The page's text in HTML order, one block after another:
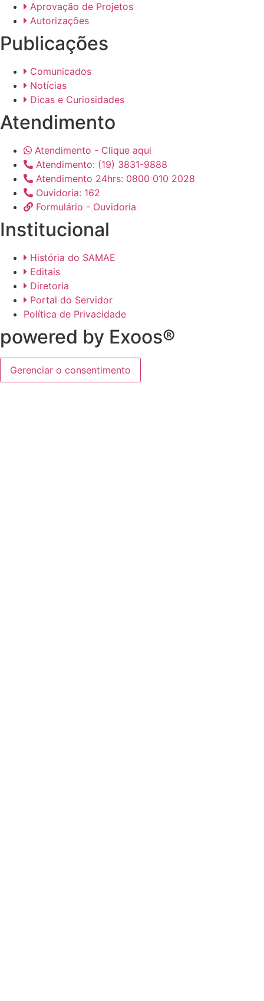
Aprovação de Projetos
Autorizações
Publicações
Comunicados
Notícias
Dicas e Curiosidades
Atendimento
Atendimento - Clique aqui
Atendimento: (19) 3831-9888
Atendimento 24hrs: 0800 010 2028
Ouvidoria: 162
Formulário - Ouvidoria
Institucional
História do SAMAE
Editais
Diretoria
Portal do Servidor
Política de Privacidade
powered by Exoos®
Gerenciar o consentimento